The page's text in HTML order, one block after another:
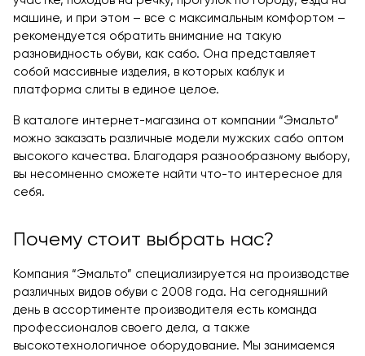
машине, и при этом – все с максимальным комфортом –
рекомендуется обратить внимание на такую
разновидность обуви, как сабо. Она представляет
собой массивные изделия, в которых каблук и
платформа слиты в единое целое.
В каталоге интернет-магазина от компании “Эмальто”
можно заказать различные модели мужских сабо оптом
высокого качества. Благодаря разнообразному выбору,
вы несомненно сможете найти что-то интересное для
себя.
Почему стоит выбрать нас?
Компания “Эмальто” специализируется на производстве
различных видов обуви с 2008 года. На сегодняшний
день в ассортименте производителя есть команда
профессионалов своего дела, а также
высокотехнологичное оборудование. Мы занимаемся